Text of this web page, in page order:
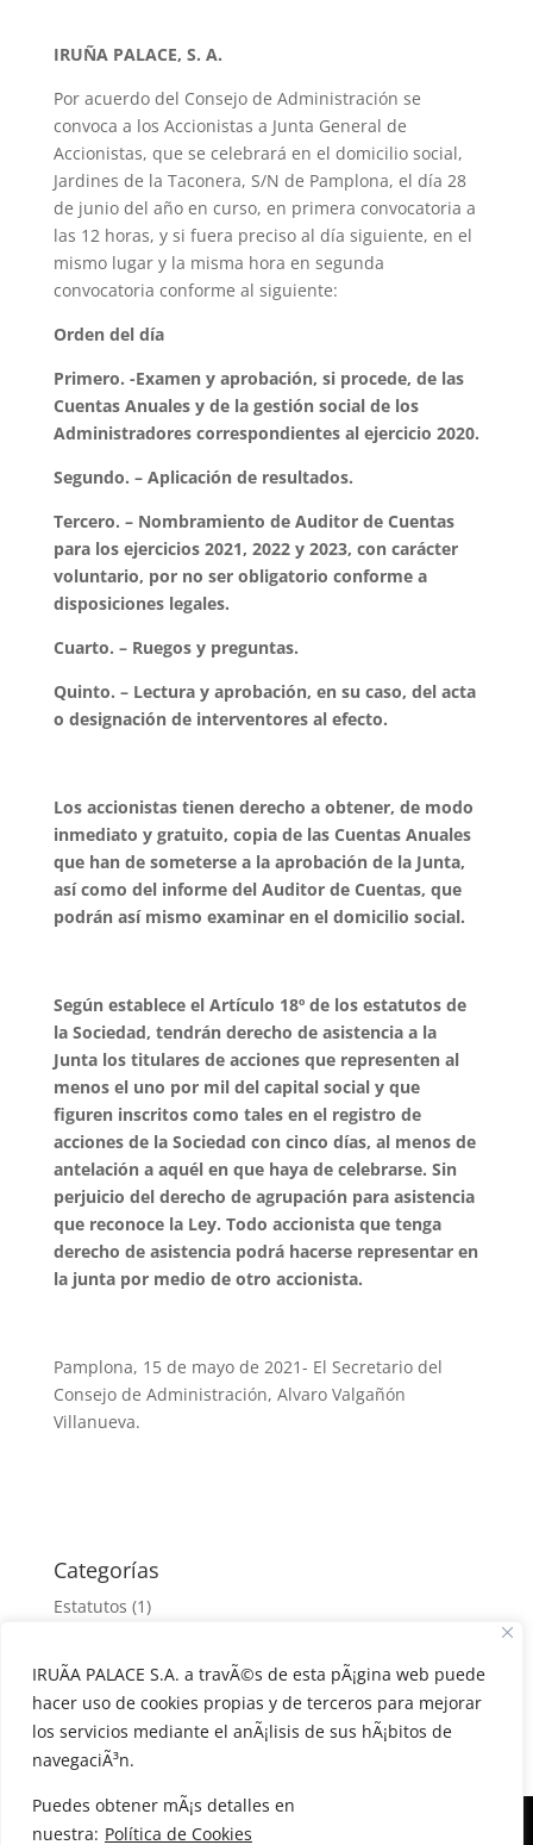
IRUÃA PALACE S.A. a travÃ©s de esta pÃ¡gina web puede
hacer uso de cookies propias y de terceros para mejorar
los servicios mediante el anÃ¡lisis de sus hÃ¡bitos de
navegaciÃ³n.
Puedes obtener mÃ¡s detalles en
nuestra: Política de Cookies
IRUÑA PALACE, S. A.
Por acuerdo del Consejo de Administración se
convoca a los Accionistas a Junta General de
Accionistas, que se celebrará en el domicilio social,
Jardines de la Taconera, S/N de Pamplona, el día 28
de junio del año en curso, en primera convocatoria a
las 12 horas, y si fuera preciso al día siguiente, en el
mismo lugar y la misma hora en segunda
convocatoria conforme al siguiente:
Orden del día
Primero. -Examen y aprobación, si procede, de las
Cuentas Anuales y de la gestión social de los
Administradores correspondientes al ejercicio 2020.
Segundo. –Aplicación de resultados.
Tercero. – Nombramiento de Auditor de Cuentas
para los ejercicios 2021, 2022 y 2023, con carácter
voluntario, por no ser obligatorio conforme a
disposiciones legales.
Cuarto. –Ruegos y preguntas.
Quinto. – Lectura y aprobación, en su caso, del acta
o designación de interventores al efecto.
Los accionistas tienen derecho a obtener, de modo
inmediato y gratuito, copia de las Cuentas Anuales
que han de someterse a la aprobación de la Junta,
así como del informe del Auditor de Cuentas, que
podrán así mismo examinar en el domicilio social.
Según establece el Artículo 18º de los estatutos de
la Sociedad, tendrán derecho de asistencia a la
Junta los titulares de acciones que representen al
menos el uno por mil del capital social y que
figuren inscritos como tales en el registro de
acciones de la Sociedad con cinco días, al menos de
antelación a aquél en que haya de celebrarse. Sin
perjuicio del derecho de agrupación para asistencia
que reconoce la Ley. Todo accionista que tenga
derecho de asistencia podrá hacerse representar en
la junta por medio de otro accionista.
Pamplona, 15 de mayo de 2021- El Secretario del
Consejo de Administración, Alvaro Valgañón
Villanueva.
Categorías
Estatutos (1)
Junta extraordinaria(1)
Junta Ordinaria(7)